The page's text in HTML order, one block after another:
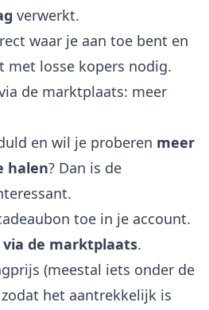
verwerkt.
waar je aan toe bent en
met losse kopers nodig.
de marktplaats: meer
en wil je proberen meer
halen? Dan is de
toe in je account.
de marktplaats.
(meestal iets onder de
het aantrekkelijk is